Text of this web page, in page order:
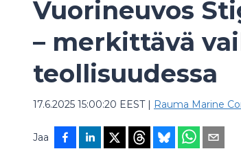
Vuorineuvos
– merkittävä
teollisuudessa
17.6.2025 15:00:20 EEST| Rauma Marine
Jaa